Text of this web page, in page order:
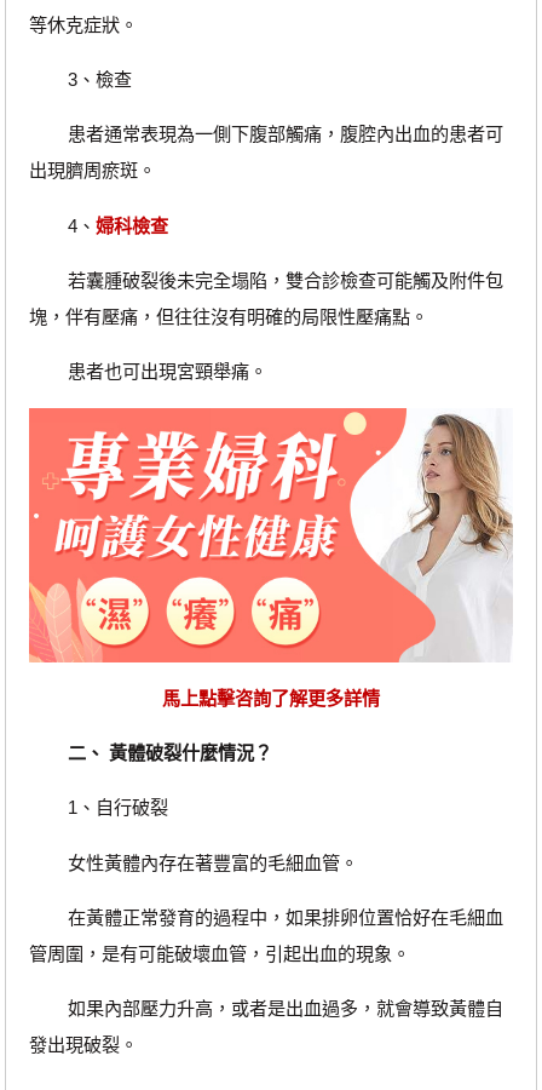
等休克症狀。
3、檢查
患者通常表現為一側下腹部觸痛，腹腔內出血的患者可
出現臍周瘀斑。
4、 婦科檢查
若囊腫破裂後未完全塌陷，雙合診檢查可能觸及附件包
塊，伴有壓痛，但往往沒有明確的局限性壓痛點。
患者也可出現宮頸舉痛。
馬上點擊咨詢了解更多詳情
二、 黃體破裂什麼情況？
1、自行破裂
女性黃體內存在著豐富的毛細血管。
在黃體正常發育的過程中，如果排卵位置恰好在毛細血
管周圍，是有可能破壞血管，引起出血的現象。
如果內部壓力升高，或者是出血過多，就會導致黃體自
發出現破裂。